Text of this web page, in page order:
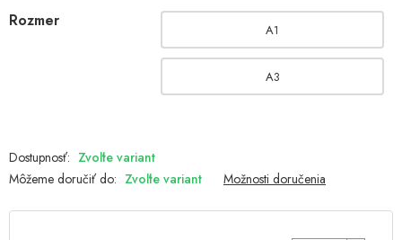
Rozmer A1
A3
Zvoľte variant
Môžeme doručiť do: Zvoľte variant Možnosti doručenia